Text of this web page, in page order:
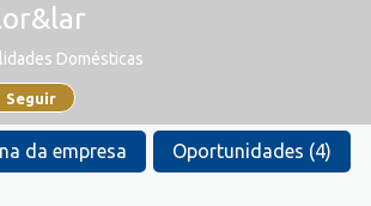
Domésticas
Seguir
da empresa Oportunidades (4)